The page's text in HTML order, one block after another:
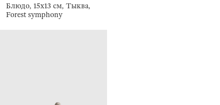
Блюдо, 15х13 см, Тыква,
Forest symphony